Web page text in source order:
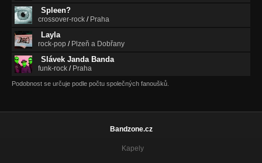
Spleen?
crossover-rock / Praha
Layla
rock-pop / Plzeň a Dobřany
Slávek Janda Banda
funk-rock / Praha
Podobnost se určuje podle počtu společných fanoušků.
Bandzone.cz
Kapely